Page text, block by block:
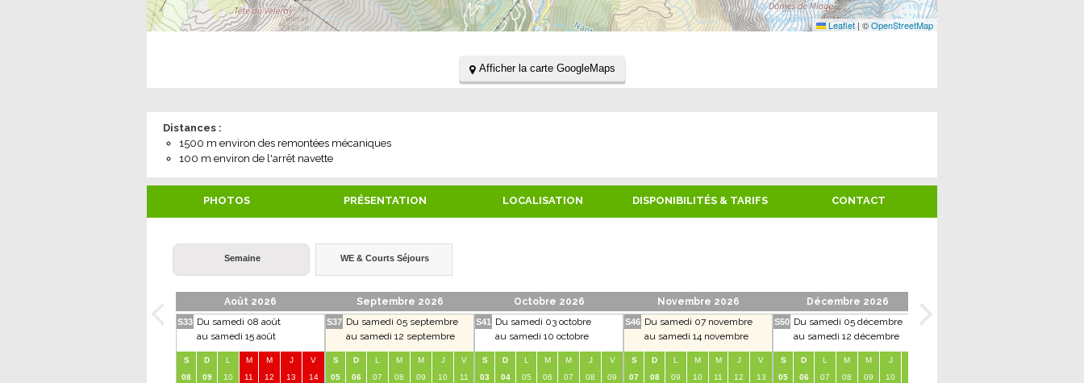
Leaflet | ©OpenStreetMap
Afficher la carte GoogleMaps
Distances :
1500 m environ des remontées mécaniques
100 m environ de l'arrêt navette
PHOTOS PRÉSENTATION LOCALISATION DISPONIBILITÉS & TARIFS CONTACT
Semaine WE & Courts Séjours
Août 2026
S33 Du samedi 08 août
au samedi 15 août
S D L M M J
V
08
09 10 11 12 13 14
Septembre 2026
S37 Du samedi 05 septembre
au samedi 12 septembre
S D L M M J
V
05
06 07 08 09 10 11
Octobre 2026
S41 Du samedi 03 octobre
au samedi 10 octobre
S D L M M J
V
03
04 05 06 07 08 09
Novembre 2026
S46 Du samedi 07 novembre
au samedi 14 novembre
S D L M M J
V
07
08 09 10 11 12 13
Décembre 2026
S50 Du samedi 05 décembre
au samedi 12 décembre
S D L M M J
05
06 07 08 09 10 11